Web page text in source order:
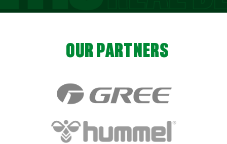
OUR PARTNERS